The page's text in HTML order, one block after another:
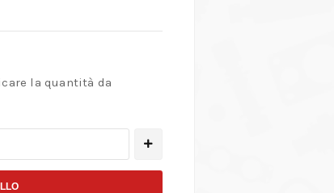
la quantità da